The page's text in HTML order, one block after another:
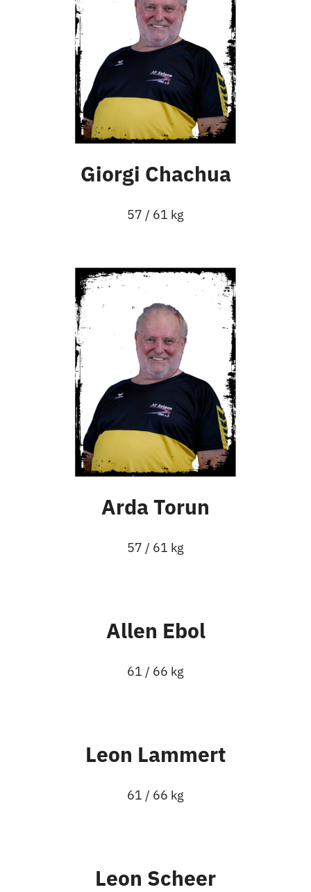
Giorgi Chachua
57 / 61 kg
Arda Torun
57 / 61 kg
Allen Ebol
61 / 66 kg
Leon Lammert
61 / 66 kg
Leon Scheer